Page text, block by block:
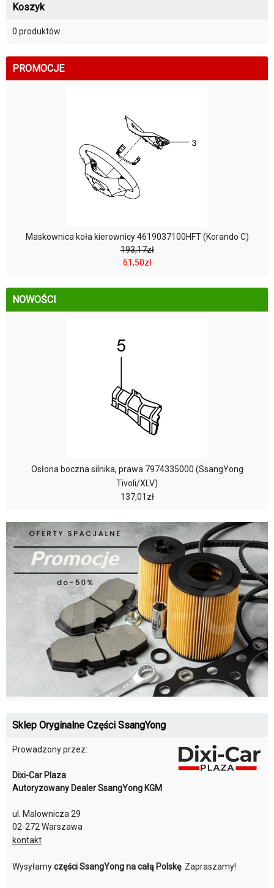
Koszyk
0 produktów
PROMOCJE
Maskownica koła kierownicy 4619037100HFT (Korando C)
193,17zł
61,50zł
NOWOŚCI
Osłona boczna silnika, prawa 7974335000 (SsangYong
Tivoli/XLV)
137,01zł
Sklep Oryginalne Części SsangYong
Prowadzony przez:
Dixi-Car Plaza
Autoryzowany Dealer SsangYong KGM
ul. Malownicza 29
02-272 Warszawa
kontakt
Wysyłamyczęści SsangYong na całą Polskę. Zapraszamy!